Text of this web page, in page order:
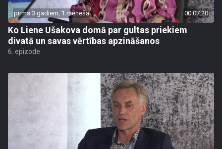
pirms 3 gadiem, 1 mēneša 00:07:20
Ko Liene Ušakova domā par gultas priekiem
divatā un savas vērtības apzināšanos
6. epizode